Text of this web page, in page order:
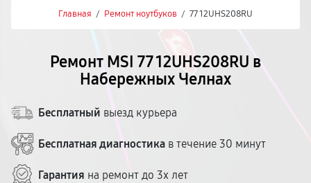
Главная / Ремонт ноутбуков / 77 12UHS208RU
Ремонт MSI 77 12UHS208RU в
Набережных Челнах
Бесплатный выезд курьера
Бесплатная диагностика в течение 30 минут
Гарантия на ремонт до 3х лет